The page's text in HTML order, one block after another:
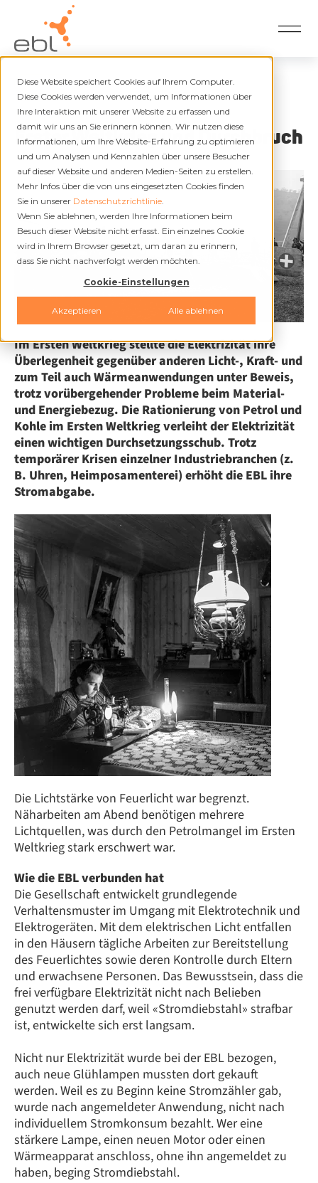
Diese Website speichert Cookies auf Ihrem Computer.
Diese Cookies werden verwendet, um Informationen über
Ihre Interaktion mit unserer Website zu erfassen und
damit wir uns an Sie erinnern können. Wir nutzen diese
Informationen, um Ihre Website-Erfahrung zu optimieren
und um Analysen und Kennzahlen über unsere Besucher
auf dieser Website und anderen Medien-Seiten zu erstellen.
Mehr Infos über die von uns eingesetzten Cookies finden
Sie in unserer Datenschutzrichtlinie.
Wenn Sie ablehnen, werden Ihre Informationen beim
Besuch dieser Website nicht erfasst. Ein einzelnes Cookie
wird in Ihrem Browser gesetzt, um daran zu erinnern,
dass Sie nicht nachverfolgt werden möchten.
Cookie-Einstellungen
Akzeptieren Alle ablehnen
Zurück
07.11.2024
Erster Weltkrieg und Durchbruch
Im Ersten Weltkrieg stellte die Elektrizität ihre
Überlegenheit gegenüber anderen Licht-, Kraft- und
zum Teil auch Wärmeanwendungen unter Beweis,
trotz vorübergehender Probleme beim Material-
und Energiebezug. Die Rationierung von Petrol und
Kohle im Ersten Weltkrieg verleiht der Elektrizität
einen wichtigen Durchsetzungsschub. Trotz
temporärer Krisen einzelner Industriebranchen (z.
B. Uhren, Heimposamenterei) erhöht die EBL ihre
Stromabgabe.
Die Lichtstärke von Feuerlicht war begrenzt.
Näharbeiten am Abend benötigen mehrere
Lichtquellen, was durch den Petrolmangel im Ersten
Weltkrieg stark erschwert war.
Wie die EBL verbunden hat
Die Gesellschaft entwickelt grundlegende
Verhaltensmuster im Umgang mit Elektrotechnik und
Elektrogeräten. Mit dem elektrischen Licht entfallen
in den Häusern tägliche Arbeiten zur Bereitstellung
des Feuerlichtes sowie deren Kontrolle durch Eltern
und erwachsene Personen. Das Bewusstsein, dass die
frei verfügbare Elektrizität nicht nach Belieben
genutzt werden darf, weil «Stromdiebstahl» strafbar
ist, entwickelte sich erst langsam.
Nicht nur Elektrizität wurde bei der EBL bezogen,
auch neue Glühlampen mussten dort gekauft
werden. Weil es zu Beginn keine Stromzähler gab,
wurde nach angemeldeter Anwendung, nicht nach
individuellem Stromkonsum bezahlt. Wer eine
stärkere Lampe, einen neuen Motor oder einen
Wärmeapparat anschloss, ohne ihn angemeldet zu
haben, beging Stromdiebstahl.